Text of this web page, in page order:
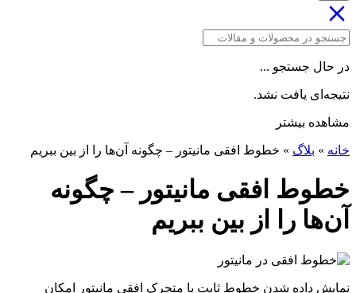
جستجو ...
یافت نشد.
بیشتر
»بلاگ»خطوط افقی مانیتور – چگونه آن‌ها را از بین ببریم
افقی مانیتور – چگونه
را از بین ببریم
داده شدن خطوط ثابت یا متحرک افقی مانیتور امکان